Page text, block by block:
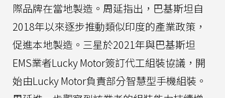
際品牌在當地製造。周延指出，巴基斯坦自
2018年以來逐步推動類似印度的產業政策，
促進本地製造。三星於2021年與巴基斯坦
EMS業者Lucky Motor簽訂代工組裝協議，開
始由Lucky Motor負責部分智慧型手機組裝。